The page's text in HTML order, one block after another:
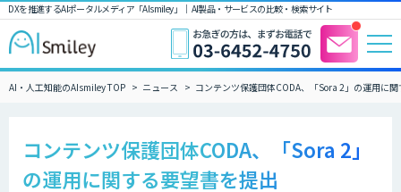
DXを推進するAIポータルメディア「AIsmiley」｜ AI製品・サービスの比較・検索サイト
AI・人工知能のAIsmiley TOP ニュース コンテンツ保護団体CODA、「Sora 2」の運用に
コンテンツ保護団体CODA、「Sora 2」
の運用に関する要望書を提出